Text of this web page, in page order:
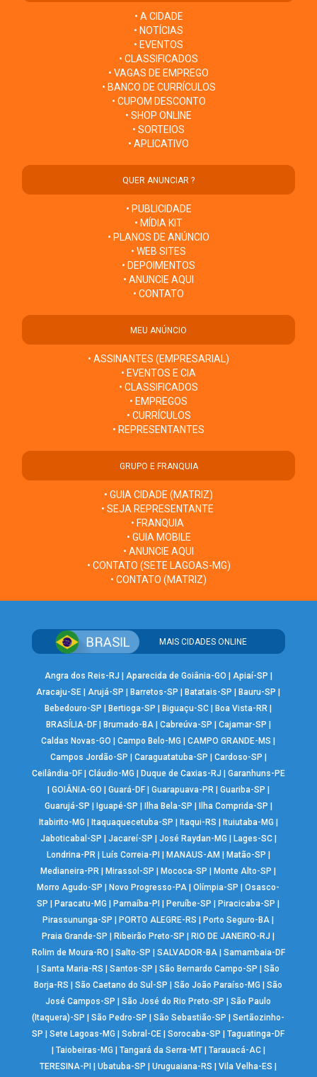
• A CIDADE
• NOTÍCIAS
• EVENTOS
• CLASSIFICADOS
• VAGAS DE EMPREGO
• BANCO DE CURRÍCULOS
• CUPOM DESCONTO
• SHOP ONLINE
• SORTEIOS
• APLICATIVO
QUER ANUNCIAR ?
• PUBLICIDADE
• MÍDIA KIT
• PLANOS DE ANÚNCIO
• WEB SITES
• DEPOIMENTOS
• ANUNCIE AQUI
• CONTATO
MEU ANÚNCIO
• ASSINANTES (EMPRESARIAL)
• EVENTOS E CIA
• CLASSIFICADOS
• EMPREGOS
• CURRÍCULOS
• REPRESENTANTES
GRUPO E FRANQUIA
• GUIA CIDADE (MATRIZ)
• SEJA REPRESENTANTE
• FRANQUIA
• GUIA MOBILE
• ANUNCIE AQUI
• CONTATO (SETE LAGOAS-MG)
• CONTATO (MATRIZ)
MAIS CIDADES ONLINE
Angra dos Reis-RJ Aparecida de Goiânia-GO Apiaí-SP
Aracaju-SE |Arujá-SP Barretos-SP Batatais-SP Bauru-SP
Bebedouro-SP
Bertioga-SP Biguaçu-SC Boa Vista-RR
BRASÍLIA-DF| Brumado-BA| Cabreúva-SP Cajamar-SP
Caldas Novas-GO
|Campo Belo-MG |CAMPO GRANDE-MS
Campos Jordão-SP
Caraguatatuba-SP Cardoso-SP
Ceilândia-DF| Cláudio-MG Duque de Caxias-RJ
Garanhuns-PE
GOIÂNIA-GO Guará-DF| Guarapuava-PR| Guariba-SP
Guarujá-SP
Iguapé-SP Ilha Bela-SP Ilha Comprida-SP
Itabirito-MG
Itaquaquecetuba-SP Itaqui-RS Ituiutaba-MG
Jaboticabal-SP
Jacareí-SP José Raydan-MG Lages-SC|
Londrina-PR| Luís Correia-PI MANAUS-AM Matão-SP
Medianeira-PR
Mirassol-SP Mococa-SP Monte Alto-SP
Morro Agudo-SP
Novo Progresso-PA |Olímpia-SP |Osasco-
SP
Paracatu-MG Parnaíba-PI Peruíbe-SP Piracicaba-SP
Pirassununga-SP
PORTO ALEGRE-RS Porto Seguro-BA
Praia Grande-SP
Ribeirão Preto-SP RIO DE JANEIRO-RJ
Rolim de Moura-RO
Salto-SP SALVADOR-BA| Samambaia-DF
|Santa Maria-RS |Santos-SP |São Bernardo Campo-SP |São
Borja-RS
|São Caetano do Sul-SP |São João Paraíso-MG |São
José Campos-SP
|São José do Rio Preto-SP |São Paulo
(Itaquera)-SP
|São Pedro-SP |São Sebastião-SP |Sertãozinho-
SP
|Sete Lagoas-MG |Sobral-CE |Sorocaba-SP |Taguatinga-DF
Taiobeiras-MG Tangará da Serra-MT| Tarauacá-AC|
TERESINA-PI
|Ubatuba-SP |Uruguaiana-RS |Vila Velha-ES